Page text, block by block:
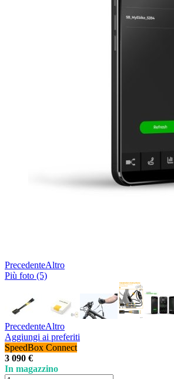
PrecedenteAltro
Più foto (5)
PrecedenteAltro
Aggiungi ai preferiti
SpeedBox Connect
3 090 €
In magazzino